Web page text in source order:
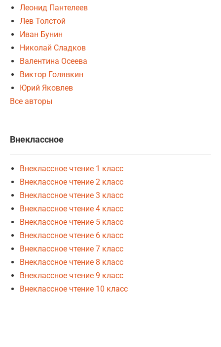
Леонид Пантелеев
Лев Толстой
Иван Бунин
Николай Сладков
Валентина Осеева
Виктор Голявкин
Юрий Яковлев
Все авторы
Внеклассное
Внеклассное чтение 1 класс
Внеклассное чтение 2 класс
Внеклассное чтение 3 класс
Внеклассное чтение 4 класс
Внеклассное чтение 5 класс
Внеклассное чтение 6 класс
Внеклассное чтение 7 класс
Внеклассное чтение 8 класс
Внеклассное чтение 9 класс
Внеклассное чтение 10 класс